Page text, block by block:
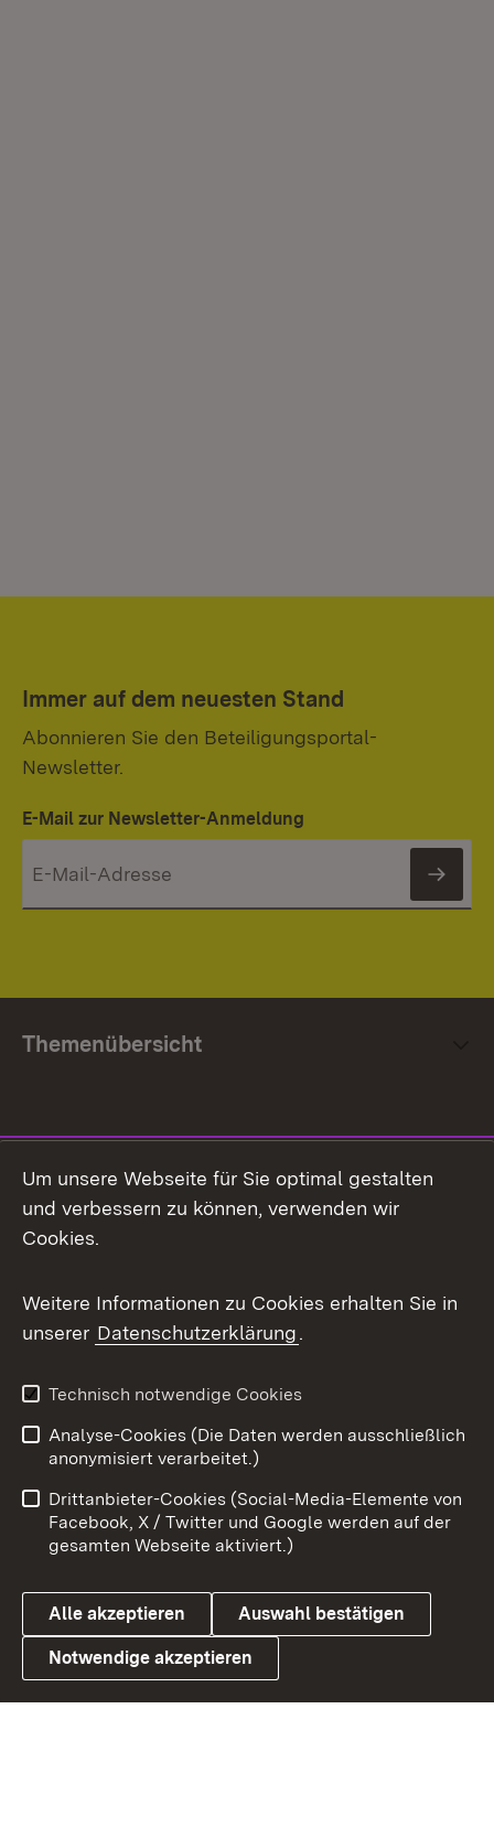
Immer auf dem neuesten Stand
Abonnieren Sie den Beteiligungsportal-
Newsletter.
E-Mail zur Newsletter-Anmeldung
Themenübersicht
Facebook
X / Twitter
Youtube
Link zum Landesportal
Impressum
Kontakt
Barrierefreiheit
Datenschutz
Cookies
Um unsere Webseite für Sie optimal gestalten
und verbessern zu können, verwenden wir
Cookies.
Weitere Informationen zu Cookies erhalten Sie in
unserer Datenschutzerklärung.
Technisch notwendige Cookies
Analyse-Cookies (Die Daten werden ausschließlich
anonymisiert verarbeitet.)
Drittanbieter-Cookies (Social-Media-Elemente von
Facebook, X / Twitter und Google werden auf der
gesamten Webseite aktiviert.)
Alle akzeptieren Auswahl bestätigen
Notwendige akzeptieren